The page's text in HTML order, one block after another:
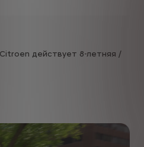
действует 8-летняя /